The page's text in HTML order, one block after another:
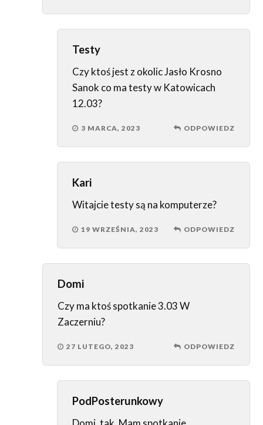
Testy
Czy ktoś jest z okolic Jasło Krosno
Sanok co ma testy w Katowicach
12.03?
3 MARCA, 2023 ODPOWIEDZ
Kari
Witajcie testy są na komputerze?
19 WRZEŚNIA, 2023 ODPOWIEDZ
Domi
Czy ma ktoś spotkanie 3.03 W
Zaczerniu?
27 LUTEGO, 2023 ODPOWIEDZ
PodPosterunkowy